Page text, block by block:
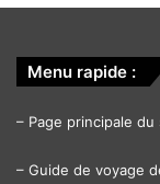
Menu rapide :
– Page principale du
– Guide de voyage